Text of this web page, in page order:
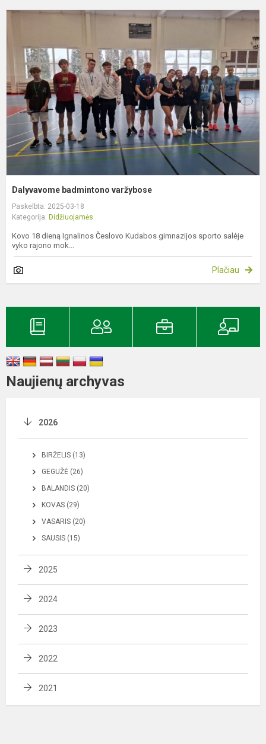
Dalyvavome badmintono varžybose
Paskelbta: 2025-03-18
Kategorija: Didžiuojamės
Kovo 18 dieną Ignalinos Česlovo Kudabos gimnazijos sporto salėje
vyko rajono mok...
Plačiau
Naujienų archyvas
2026
BIRŽELIS (13)
GEGUŽĖ (26)
BALANDIS (20)
KOVAS (29)
VASARIS (20)
SAUSIS (15)
2025
2024
2023
2022
2021